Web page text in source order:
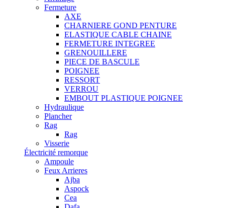
Fermeture
AXE
CHARNIERE GOND PENTURE
ELASTIQUE CABLE CHAINE
FERMETURE INTEGREE
GRENOUILLERE
PIECE DE BASCULE
POIGNEE
RESSORT
VERROU
EMBOUT PLASTIQUE POIGNEE
Hydraulique
Plancher
Rag
Rag
Visserie
Électricité remorque
Ampoule
Feux Arrieres
Ajba
Aspock
Cea